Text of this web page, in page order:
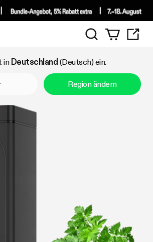
einkaufen
Suchen
in Deutschland (Deutsch) ein.
Region ändern